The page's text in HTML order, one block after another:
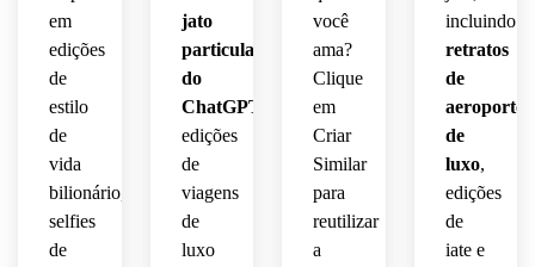
em
edições
de
estilo
de
vida
bilionário,
selfies
de
jato
particular
do
ChatGPT
edições
de
viagens
de
luxo
você
ama?
Clique
em
Criar
Similar
para
reutilizar
a
incluindo
retratos
de
aeroporto
de
luxo,
edições
de
iate e